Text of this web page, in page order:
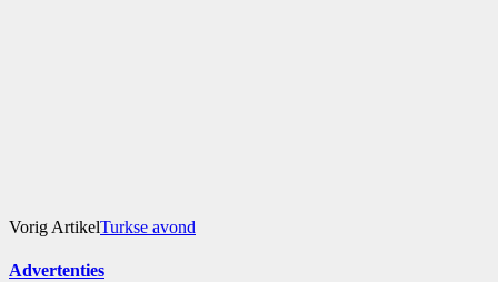
Vorig ArtikelTurkse avond
Advertenties